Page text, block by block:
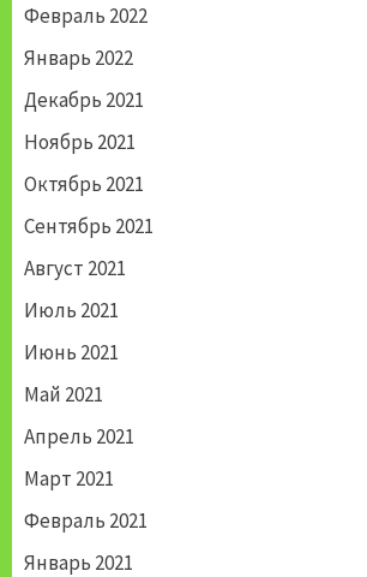
Февраль 2022
Январь 2022
Декабрь 2021
Ноябрь 2021
Октябрь 2021
Сентябрь 2021
Август 2021
Июль 2021
Июнь 2021
Май 2021
Апрель 2021
Март 2021
Февраль 2021
Январь 2021